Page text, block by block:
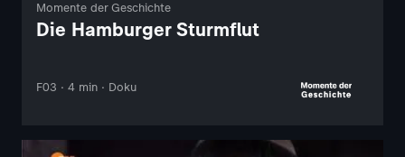
Momente der Geschichte
Die Hamburger Sturmflut
F03 · 4 min · Doku